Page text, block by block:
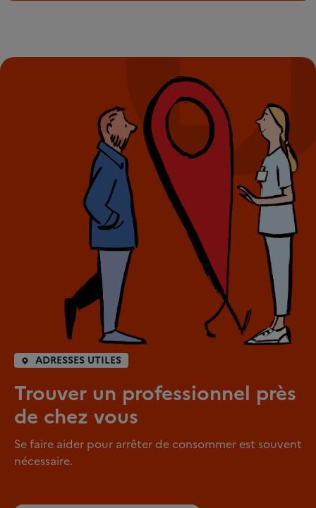
ADRESSES UTILES
Trouver un professionnel près
de chez vous
Se faire aider pour arrêter de consommer est souvent
nécessaire.